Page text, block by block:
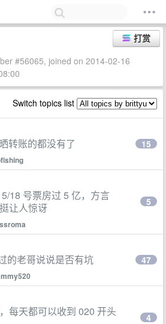
打赏
#56065, joined on 2014-02-16
Switch topics list
转账的都没有了 15
18 号票房过 5 亿，方言
让人惊讶
5
的老哥说说是否有坑 47
每天都可以收到 020 开头
4